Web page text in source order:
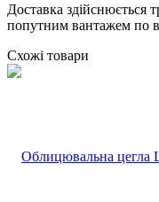
Доставка здійснюється
попутним вантажем по
Схожі товари